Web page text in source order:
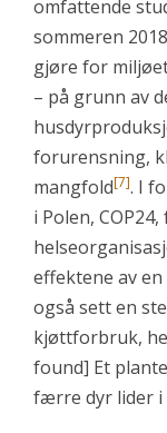
omfattende
sommeren
gjøre for
– på grunn av
forurensning,
mangfold[7]. I
i Polen,
effektene av
også sett en
kjøttforbruk,
found] Et
færre dyr lider i